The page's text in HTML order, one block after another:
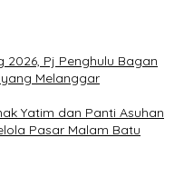
2026, Pj Penghulu Bagan
Melanggar
Yatim dan Panti Asuhan
Pasar Malam Batu